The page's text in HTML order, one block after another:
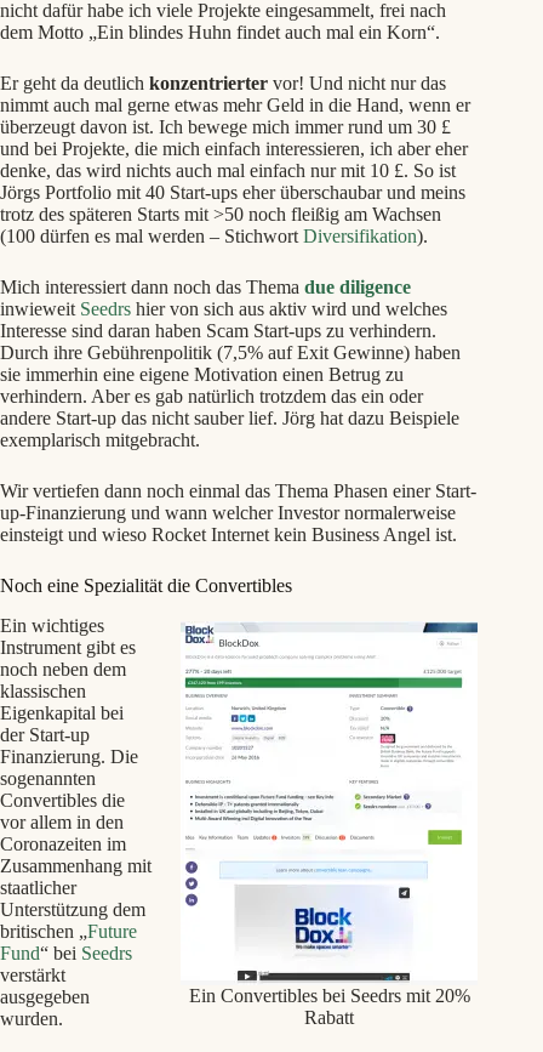
nicht dafür habe ich viele Projekte eingesammelt, frei nach
dem Motto „Ein blindes Huhn findet auch mal ein Korn“.
Er geht da deutlich konzentrierter vor! Und nicht nur das
nimmt auch mal gerne etwas mehr Geld in die Hand, wenn er
überzeugt davon ist. Ich bewege mich immer rund um 30 £
und bei Projekte, die mich einfach interessieren, ich aber eher
denke, das wird nichts auch mal einfach nur mit 10 £. So ist
Jörgs Portfolio mit 40 Start-ups eher überschaubar und meins
trotz des späteren Starts mit >50 noch fleißig am Wachsen
(100 dürfen es mal werden – Stichwort Diversifikation).
Mich interessiert dann noch das Thema due diligence
inwieweit Seedrs hier von sich aus aktiv wird und welches
Interesse sind daran haben Scam Start-ups zu verhindern.
Durch ihre Gebührenpolitik (7,5% auf Exit Gewinne) haben
sie immerhin eine eigene Motivation einen Betrug zu
verhindern. Aber es gab natürlich trotzdem das ein oder
andere Start-up das nicht sauber lief. Jörg hat dazu Beispiele
exemplarisch mitgebracht.
Wir vertiefen dann noch einmal das Thema Phasen einer Start-
up-Finanzierung und wann welcher Investor normalerweise
einsteigt und wieso Rocket Internet kein Business Angel ist.
Noch eine Spezialität die Convertibles
Ein Convertibles bei Seedrs mit 20%
Rabatt
Ein wichtiges
Instrument gibt es
noch neben dem
klassischen
Eigenkapital bei
der Start-up
Finanzierung. Die
sogenannten
Convertibles die
vor allem in den
Coronazeiten im
Zusammenhang mit
staatlicher
Unterstützung dem
britischen „Future
Fund“ bei Seedrs
verstärkt
ausgegeben
wurden.